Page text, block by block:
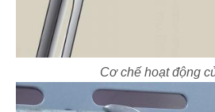
Cơ chế hoạt động